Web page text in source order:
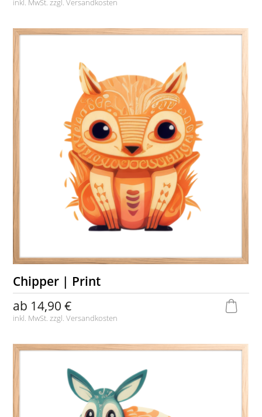
inkl. MwSt. zzgl.Versandkosten
Chipper | Print
ab 14,90 €
inkl. MwSt. zzgl.Versandkosten